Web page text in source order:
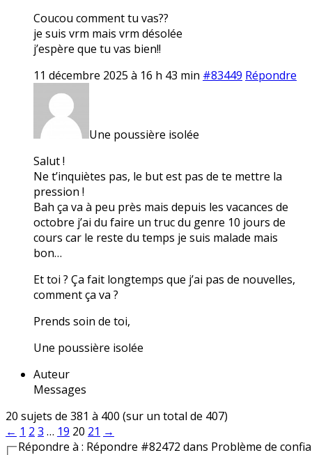
Coucou comment tu vas??
je suis vrm mais vrm désolée
j’espère que tu vas bien!!
11 décembre 2025 à 16 h 43 min #83449 Répondre
Une poussière isolée
Salut !
Ne t’inquiètes pas, le but est pas de te mettre la
pression !
Bah ça va à peu près mais depuis les vacances de
octobre j’ai du faire un truc du genre 10 jours de
cours car le reste du temps je suis malade mais
bon…
Et toi ? Ça fait longtemps que j’ai pas de nouvelles,
comment ça va ?
Prends soin de toi,
Une poussière isolée
Auteur
Messages
20 sujets de 381 à 400 (sur un total de 407)
← 1 2 3 … 19 20 21 →
Répondre à : Répondre #82472 dans Problème de